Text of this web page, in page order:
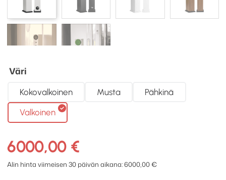
Väri
Kokovalkoinen Musta Pähkinä
Valkoinen
6000,00 €
Alin hinta viimeisen 30 päivän aikana:6000,00€